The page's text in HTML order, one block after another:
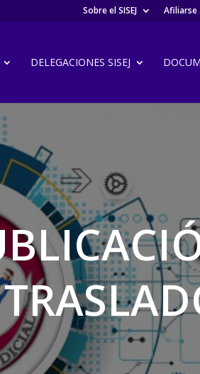
Sobre el SISEJ Afiliarse
DELEGACIONES SISEJ